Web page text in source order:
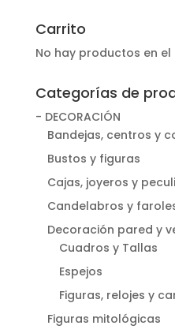
por:
Carrito
No hay productos en
Categorías de
- DECORACIÓN
Bandejas, centros y
Bustos y figuras
Cajas, joyeros y
Candelabros y
Decoración pared y
Cuadros y Tallas
Espejos
Figuras, relojes y
Figuras mitológicas